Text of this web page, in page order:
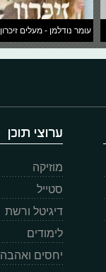
עומר נודלמן - מעלים זיכרון
ערוצי תוכן
מוזיקה
סטייל
דיגיטל ורשת
לימודים
יחסים ואהבה